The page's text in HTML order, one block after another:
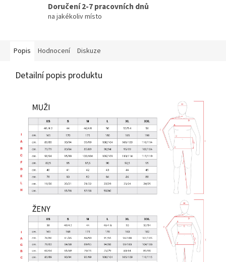
Doručení 2-7 pracovních dnů
na jakékoliv místo
Popis Hodnocení Diskuze
Detailní popis produktu